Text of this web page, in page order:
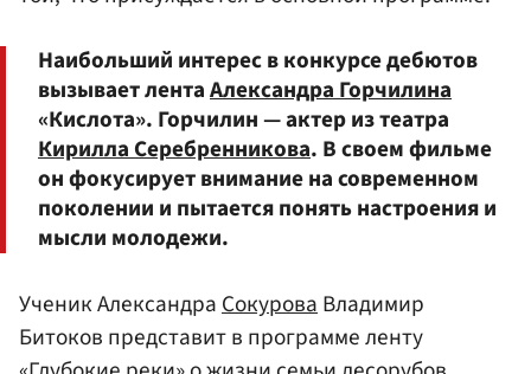
Наибольший интерес в конкурсе дебютов
вызывает лентаАлександра Горчилина
«Кислота». Горчилин — актер из театра
Кирилла Серебренникова. В своем фильме
он фокусирует внимание на современном
поколении и пытается понять настроения и
мысли молодежи.
Ученик Александра Сокурова Владимир
Битоков представит в программе ленту